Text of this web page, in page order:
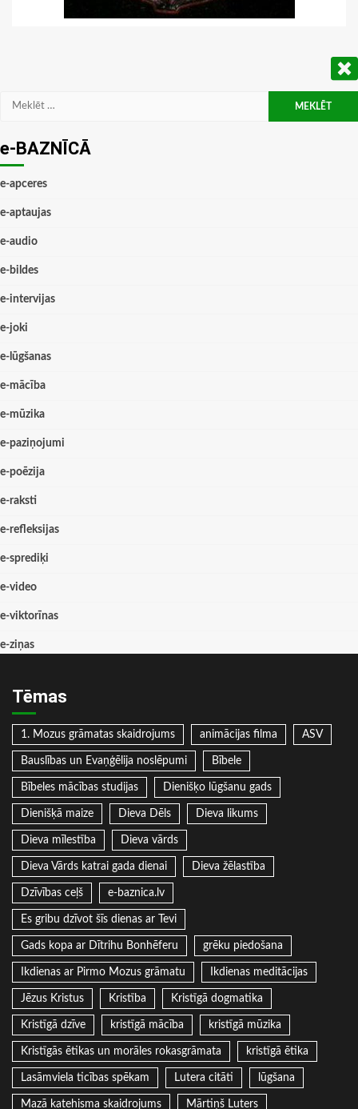
Meklēt:
e-BAZNĪCĀ
e-apceres
e-aptaujas
e-audio
e-bildes
e-intervijas
e-joki
e-lūgšanas
e-mācība
e-mūzika
e-paziņojumi
e-poēzija
e-raksti
e-refleksijas
e-sprediķi
e-video
e-viktorīnas
e-ziņas
Tēmas
1. Mozus grāmatas skaidrojums animācijas filma ASV
Bauslības un Evaņģēlija noslēpumi Bībele
Bībeles mācības studijas Dienišķo lūgšanu gads
Dienišķā maize Dieva Dēls Dieva likums
Dieva mīlestība Dieva vārds
Dieva Vārds katrai gada dienai Dieva žēlastība
Dzīvības ceļš e-baznica.lv
Es gribu dzīvot šīs dienas ar Tevi
Gads kopa ar Dītrihu Bonhēferu grēku piedošana
Ikdienas ar Pirmo Mozus grāmatu Ikdienas meditācijas
Jēzus Kristus Kristība Kristīgā dogmatika
Kristīgā dzīve kristīgā mācība kristīgā mūzika
Kristīgās ētikas un morāles rokasgrāmata kristīgā ētika
Lasāmviela ticības spēkam Lutera citāti lūgšana
Mazā katehisma skaidrojums Mārtiņš Luters